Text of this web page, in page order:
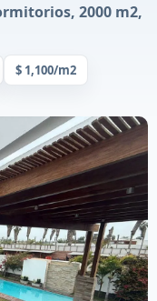
2000 m2,
$ 1,100/m2